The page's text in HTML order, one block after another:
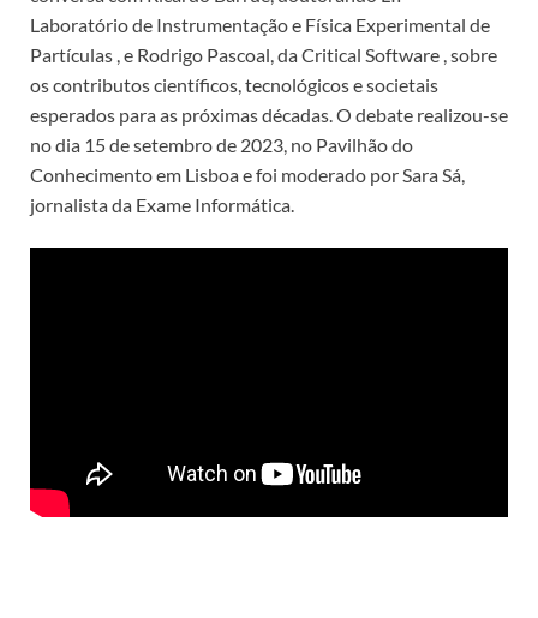
Laboratório de Instrumentação e Física Experimental de
Partículas , e Rodrigo Pascoal, da Critical Software , sobre
os contributos científicos, tecnológicos e societais
esperados para as próximas décadas. O debate realizou-se
no dia 15 de setembro de 2023, no Pavilhão do
Conhecimento em Lisboa e foi moderado por Sara Sá,
jornalista da Exame Informática.